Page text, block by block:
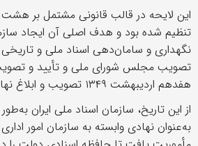
این لایحه در قالب قانونی مشتمل بر
تنظیم شده بود و هدف اصلی آن ایجاد
نگهداری و سامان‌دهی اسناد ملی و تاریخی
تصویب مجلس شورای ملی و تأیید و
هفدهم اردیبهشت ۱۳۴۹ تصویب و ابلاغ نهایی گردید.
از این تاریخ، سازمان اسناد ملی ایران
به‌عنوان نهادی وابسته به سازمان امور